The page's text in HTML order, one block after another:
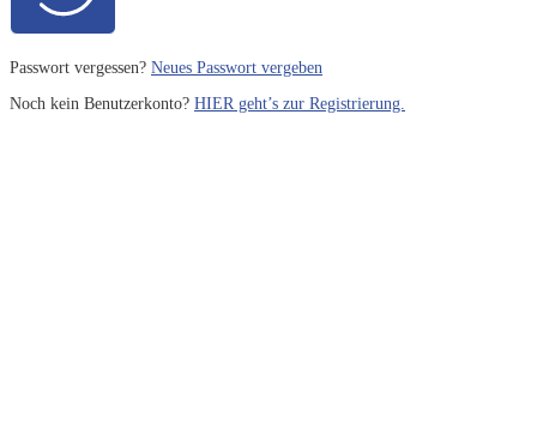
Passwort vergessen? Neues Passwort vergeben
Noch kein Benutzerkonto? HIER geht’s zur Registrierung.